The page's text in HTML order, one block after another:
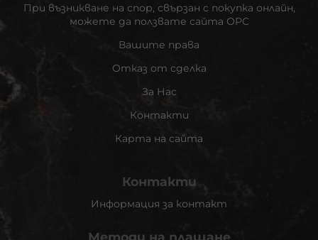
При възникване на спор, свързан с покупка онлайн,
можете да ползвате сайта ОРС
Вашите права
Отказ от сделка
За Нас
Контакти
Карта на сайта
Контакти
Информация за контакт
Методи на плащане